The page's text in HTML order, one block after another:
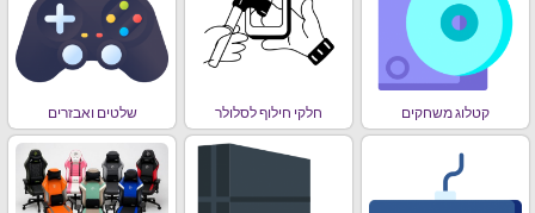
קטלוג משחקים חלקי חילוף לסלולר שלטים ואבזרים